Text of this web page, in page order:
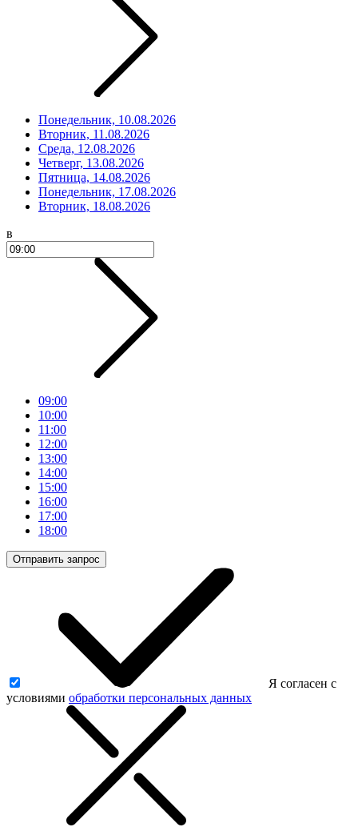
Понедельник, 10.08.2026
Вторник, 11.08.2026
Среда, 12.08.2026
Четверг, 13.08.2026
Пятница, 14.08.2026
Понедельник, 17.08.2026
Вторник, 18.08.2026
в
09:00
10:00
11:00
12:00
13:00
14:00
15:00
16:00
17:00
18:00
Отправить запрос
Я согласен с
условиями обработки персональных данных